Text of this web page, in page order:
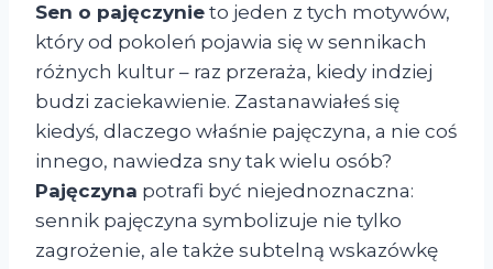
Sen o pajęczynie to jeden z tych motywów,
który od pokoleń pojawia się w sennikach
różnych kultur – raz przeraża, kiedy indziej
budzi zaciekawienie. Zastanawiałeś się
kiedyś, dlaczego właśnie pajęczyna, a nie coś
innego, nawiedza sny tak wielu osób?
Pajęczyna potrafi być niejednoznaczna:
sennik pajęczyna symbolizuje nie tylko
zagrożenie, ale także subtelną wskazówkę